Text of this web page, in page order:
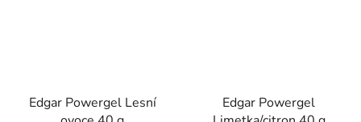
Edgar Powergel Lesní
Edgar Powergel